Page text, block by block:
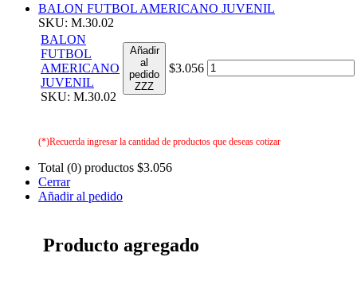
BALON FUTBOL AMERICANO JUVENIL
SKU: M.30.02
BALON
FUTBOL
AMERICANO
JUVENIL
SKU: M.30.02
Añadir
al
pedido
ZZZ
$3.056
(*)Recuerda ingresar la cantidad de productos que deseas cotizar
Total (0) productos $3.056
Cerrar
Añadir al pedido
Producto agregado